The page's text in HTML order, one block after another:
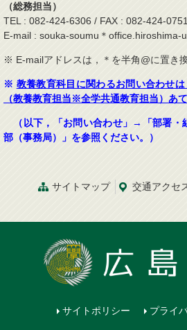
（総務担当）
TEL : 082-424-6306 / FAX : 082-424-
E-mail : souka-soumu＊office.hiroshima-
※ E-mailアドレスは，＊を半角@に置き
※ 教養教育科目に関わるお問い合わせ
（教養教育担当※全学共通教育担当）あ
（以下，「お問い合わせ」→「部署
部（事務局）」を参照ください。）
サイトマップ 交通アクセ
サイトポリシー プライ